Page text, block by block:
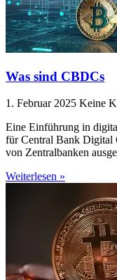
Was sind CBDCs
1. Februar 2025 Keine
Eine Einführung in
für Central Bank Digital
von Zentralbanken
Weiterlesen »